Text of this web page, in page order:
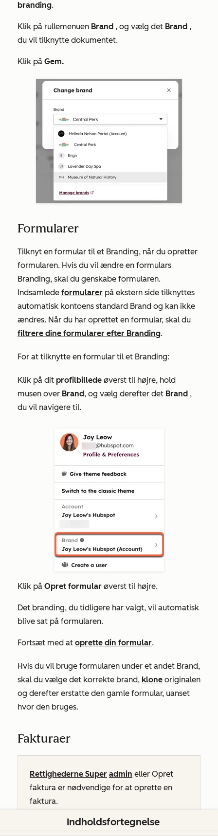
branding.
Klik på rullemenuen Brand , og vælg det Brand ,
du vil tilknytte dokumentet.
Klik på Gem.
Formularer
Tilknyt en formular til et Branding, når du opretter
formularen. Hvis du vil ændre en formulars
Branding, skal du genskabe formularen.
Indsamlede formularer på ekstern side tilknyttes
automatisk kontoens standard Brand og kan ikke
ændres. Når du har oprettet en formular, skal du
filtrere dine formularer efter Branding.
For at tilknytte en formular til et Branding:
Klik på dit profilbillede øverst til højre, hold
musen over Brand, og vælg derefter det Brand ,
du vil navigere til.
Klik på Opret formular øverst til højre.
Det branding, du tidligere har valgt, vil automatisk
blive sat på formularen.
Fortsæt med at oprette din formular.
Hvis du vil bruge formularen under et andet Brand,
skal du vælge det korrekte brand, klone originalen
og derefter erstatte den gamle formular, uanset
hvor den bruges.
Fakturaer
Rettighederne Super admin eller Opret
faktura er nødvendige for at oprette en
faktura.
Rettighederne Super adminellerRediger
Indholdsfortegnelse